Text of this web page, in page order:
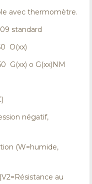
avec thermomètre.
standard
O(xx)
G(xx) o G(xx)NM
négatif,
(W=humide,
au